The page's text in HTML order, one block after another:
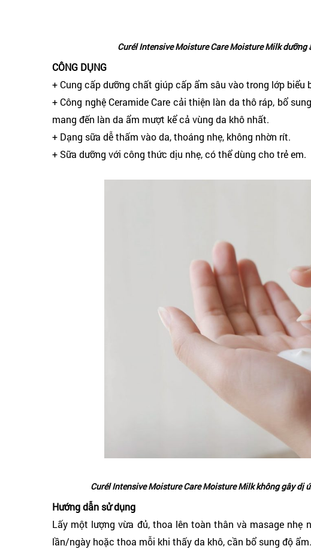
Curél Intensive Moisture Care Moisture Milk
CÔNG DỤNG
+ Cung cấp dưỡng chất giúp cấp ẩm sâu vào trong lớp biểu
+ Công nghệ Ceramide Care cải thiện làn da thô ráp, bổ
mang đến làn da ẩm mượt kể cả vùng da khô nhất.
+ Dạng sữa dễ thấm vào da, thoáng nhẹ, không nhờn rít.
+ Sữa dưỡng với công thức dịu nhẹ, có thể dùng cho trẻ em.
Curél Intensive Moisture Care Moisture Milk không gây dị
Hướng dẫn sử dụng
Lấy một lượng vừa đủ, thoa lên toàn thân và masage nhẹ
lần/ngày hoặc thoa mỗi khi thấy da khô, cần bổ sung độ ẩm.